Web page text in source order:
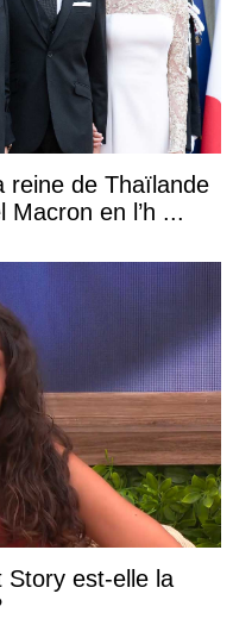
reine de Thaïlande
Macron en l’h ...
Story est-elle la